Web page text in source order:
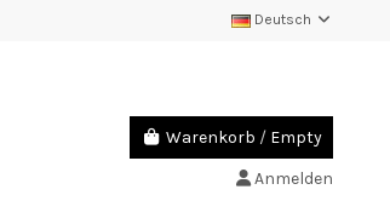
Deutsch
Warenkorb / Empty
Anmelden